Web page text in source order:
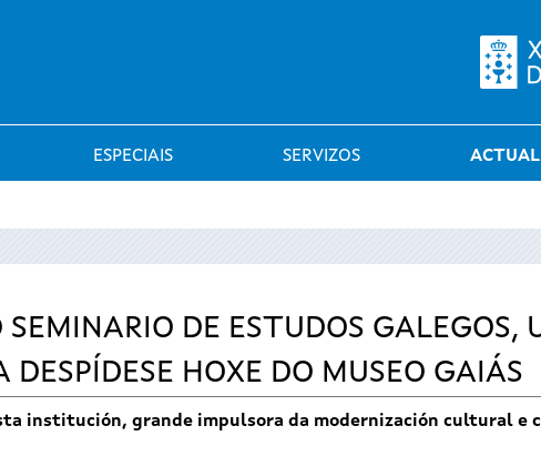
ESPECIAIS SERVIZOS
DE ESTUDOS GALEGOS,
HOXE DO MUSEO GAIÁS
institución, grande impulsora da modernización cultural e